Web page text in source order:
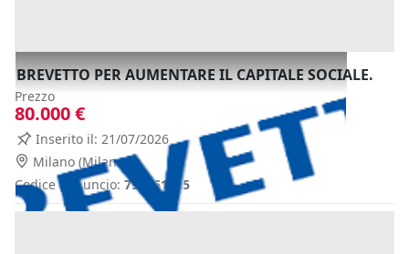
BREVETTO PER AUMENTARE IL CAPITALE SOCIALE.
Inserito il: 21/07/2026
Milano (Milano)
Prezzo
80.000 €
Codice annuncio: 794651565